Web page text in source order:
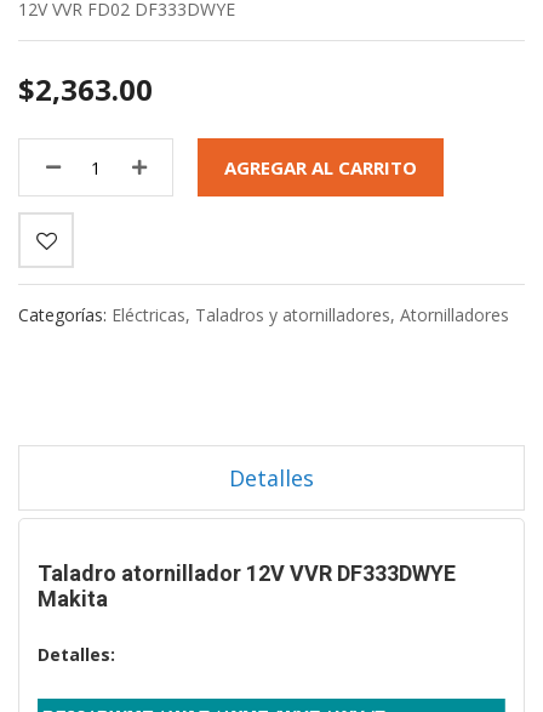
12V VVR FD02 DF333DWYE
$2,363.00
AGREGAR AL CARRITO
Categorías: Eléctricas, Taladros y atornilladores, Atornilladores
Detalles
Taladro atornillador 12V VVR DF333DWYE
Makita
Detalles: